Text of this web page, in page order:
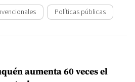
Políticas públicas
aumenta 60 veces el